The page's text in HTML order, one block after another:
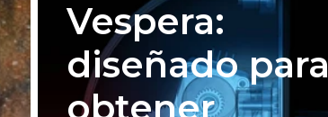
Vespera:
diseñado para
obtener